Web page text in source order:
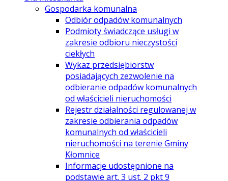
Gospodarka komunalna
Odbiór odpadów komunalnych
Podmioty świadczące usługi w
zakresie odbioru nieczystości
ciekłych
Wykaz przedsiębiorstw
posiadających zezwolenie na
odbieranie odpadów komunalnych
od właścicieli nieruchomości
Rejestr działalności regulowanej w
zakresie odbierania odpadów
komunalnych od właścicieli
nieruchomości na terenie Gminy
Kłomnice
Informacje udostępnione na
podstawie art. 3 ust. 2 pkt 9